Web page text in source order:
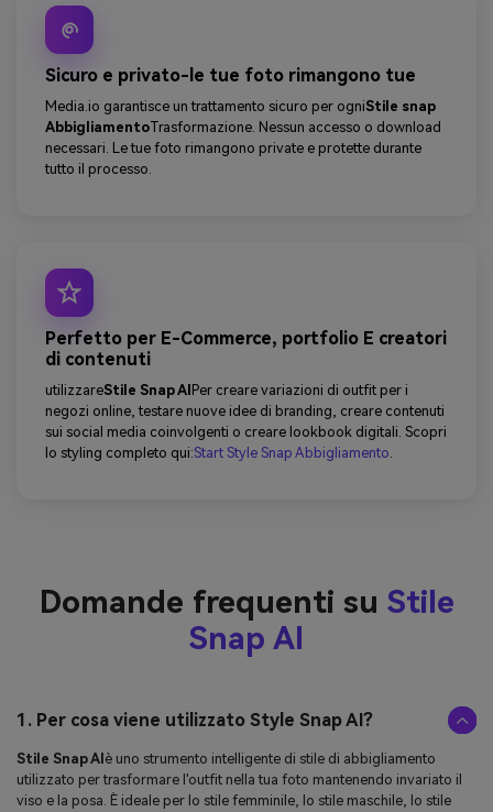
Sicuro e privato-le tue foto rimangono tue
Media.io garantisce un trattamento sicuro per ogniStile snap
AbbigliamentoTrasformazione. Nessun accesso o download
necessari. Le tue foto rimangono private e protette durante
tutto il processo.
Perfetto per E-Commerce, portfolio E creatori
di contenuti
utilizzareStile Snap AI Per creare variazioni di outfit per i
negozi online, testare nuove idee di branding, creare contenuti
sui social media coinvolgenti o creare lookbook digitali. Scopri
lo styling completo qui:Start Style Snap Abbigliamento.
Domande frequenti su Stile
Snap AI
1. Per cosa viene utilizzato Style Snap AI?
Stile Snap AI è uno strumento intelligente di stile di abbigliamento
utilizzato per trasformare l'outfit nella tua foto mantenendo invariato il
viso e la posa. È ideale per lo stile femminile, lo stile maschile, lo stile